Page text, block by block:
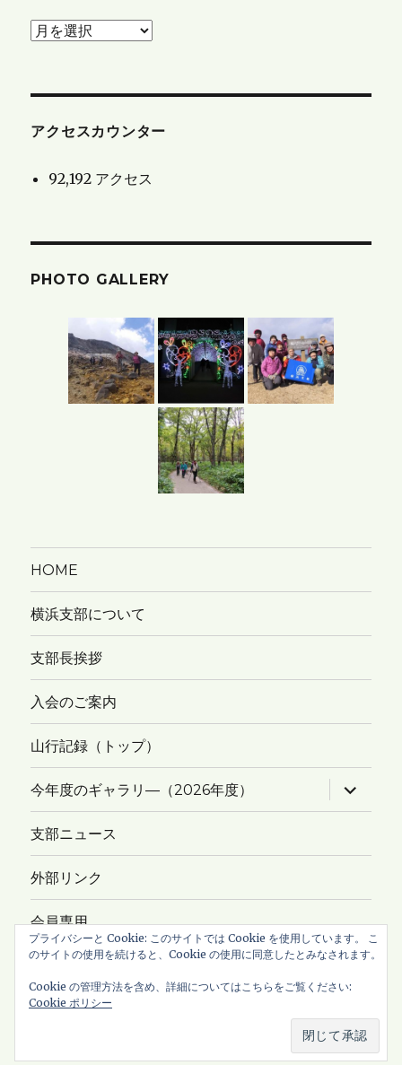
お
と
ロ
ー
アクセスカウンター
92,192 アクセス
PHOTO GALLERY
HOME
横浜支部について
支部長挨拶
入会のご案内
山行記録（トップ）
今年度のギャラリ―（2026年度）
ブ
メ
ー
開
支部ニュース
外部リンク
会員専用
サイトマップ
新ハイキングクラブ・横浜支部All Rights
プライバシーと Cookie: このサイトでは Cookie を使用しています。 こ
のサイトの使用を続けると、Cookie の使用に同意したとみなされます。
Cookie の管理方法を含め、詳細についてはこちらをご覧ください:
Cookie ポリシー